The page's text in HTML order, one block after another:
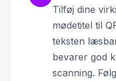
Tilføj dine
mødetitel til
teksten
bevarer god
scanning.